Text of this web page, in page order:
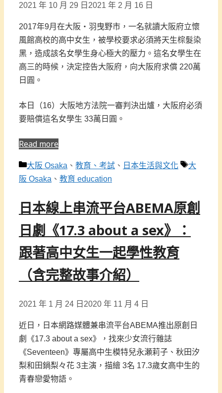
2021 年 10 月 29 日 2021 年 2 月 16 日
2017年9月在大阪・羽曳野市，一名就讀大阪府立懷
風館高校的高中女生，被學校要求必須將天生棕髮染
黑，造成該名女學生身心極大的壓力。這名女學生在
高三的時候，決定控告大阪府，向大阪府求償 220萬
日圓。
本日（16）大阪地方法院一審判決出爐，大阪府必須
要賠償這名女學生 33萬日圓。
Read more
分
類
大阪 Osaka 、 教育、考試 、 日本生活與文化
標
大
阪 Osaka 、 教育 education
日本線上串流平台ABEMA原創
日劇《17.3 about a sex》：
跟著高中女生一起學性教育
（含完整故事介紹）
2021 年 1 月 24 日 2020 年 11 月 4 日
近日，日本網路媒體兼串流平台ABEMA推出原創日
劇《17.3 about a sex》，找來少女流行雜誌
《Seventeen》專屬高中生模特兒永瀬莉子、秋田汐
梨和田鍋梨々花 3主演，描繪 3名 17.3歲女高中生的
青春戀愛物語。